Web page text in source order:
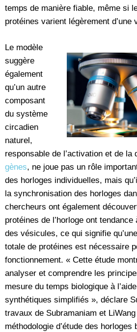
temps de manière fiable, même si
protéines varient légèrement d’une
Le modèle
suggère
également
qu’un autre
composant
du système
circadien
naturel,
responsable de l’activation et de la
gènes, ne joue pas un rôle
des horloges individuelles, mais
la synchronisation des horloges
chercheurs ont également
protéines de l’horloge ont
des vésicules, ce qui signifie
totale de protéines est nécessaire
fonctionnement. « Cette étude
analyser et comprendre les
mesure du temps biologique à
synthétiques simplifiés », déclare
travaux de Subramaniam et
méthodologie d’étude des